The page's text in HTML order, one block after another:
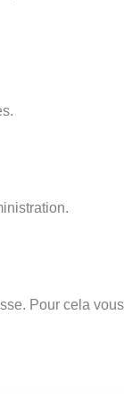
Pour cela